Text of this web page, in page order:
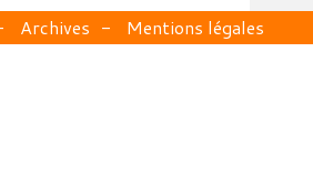
Archives Mentions légales